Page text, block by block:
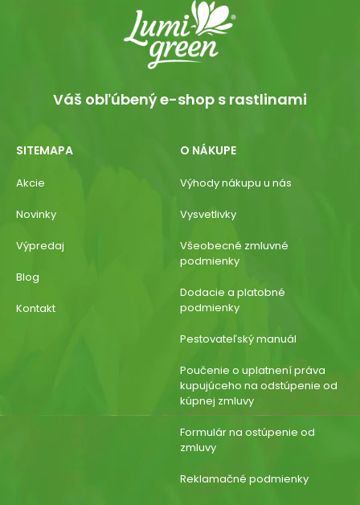
Váš obľúbený e-shop s rastlinami
SITEMAPA
Akcie
Novinky
Výpredaj
Blog
Kontakt
O NÁKUPE
Výhody nákupu u nás
Vysvetlivky
Všeobecné zmluvné
podmienky
Dodacie a platobné
podmienky
Pestovateľský manuál
Poučenie o uplatnení práva
kupujúceho na odstúpenie od
kúpnej zmluvy
Formulár na ostúpenie od
zmluvy
Reklamačné podmienky